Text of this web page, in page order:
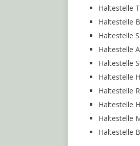
Haltestelle
Haltestelle
Haltestelle
Haltestelle
Haltestelle
Haltestelle
Haltestelle
Haltestelle
Haltestelle
Haltestelle